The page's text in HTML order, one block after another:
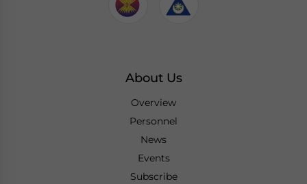
About Us
Overview
Personnel
News
Events
Subscribe